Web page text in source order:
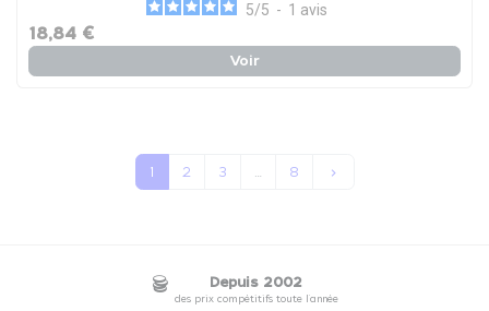
5/5 - 1 avis
18,84 €
Voir
1 2 3 … 8 keyboard_arrow_right
Depuis 2002
des prix compétitifs toute l'année